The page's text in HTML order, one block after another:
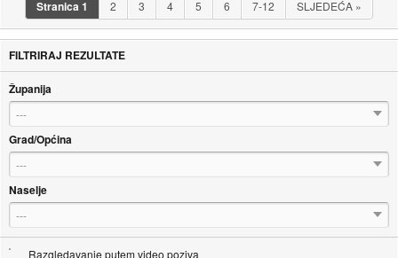
Stranica1 2 3 4 5 6 7-12 SLJEDEĆA »
FILTRIRAJ REZULTATE
Županija
---
Grad/Općina
---
Naselje
---
Razgledavanje putem video poziva